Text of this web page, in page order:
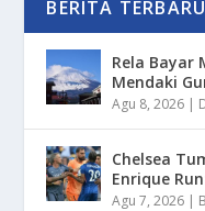
BERITA TERBARU
Rela Bayar
Mendaki
Agu 8, 2026 |
Chelsea
Enrique
Agu 7, 2026 |